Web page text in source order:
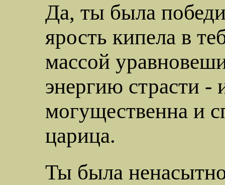
Да, ты была
ярость кипела в
массой
энергию страсти -
могущественна и
царица.
Ты была